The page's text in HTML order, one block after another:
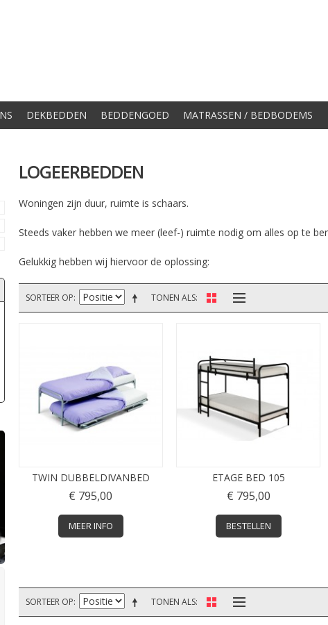
DEKBEDDEN BEDDENGOED MATRASSEN / BEDBODEMS
LOGEERBEDDEN
Woningen zijn duur, ruimte is schaars.
Steeds vaker hebben we meer (leef-) ruimte nodig om alles op te
Gelukkig hebben wij hiervoor de oplossing:
TONEN ALS
SORTEER OP
TWIN DUBBELDIVANBED
€ 795,00
MEER INFO
ETAGE BED 105
€ 795,00
BESTELLEN
TONEN ALS
SORTEER OP